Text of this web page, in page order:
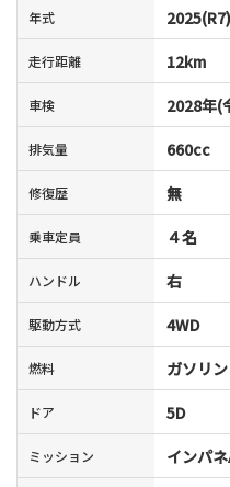
年式 2025(R7)
走行距離 12km
車検 2028年(
排気量 660cc
修復歴 無
乗車定員 ４名
ハンドル 右
駆動方式 4WD
燃料 ガソリン
ドア 5D
ミッション インパ